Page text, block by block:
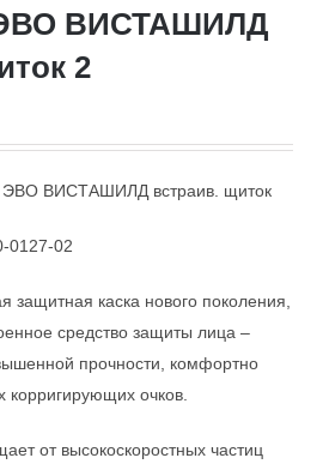
ЭВО ВИСТАШИЛД
2
ЭВО ВИСТАШИЛД встраив. щиток
0127-02
защитная каска нового поколения,
средство защиты лица –
прочности, комфортно
очков.
от высокоскоростных частиц